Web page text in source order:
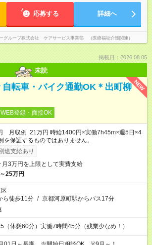
応募する 詳細へ
グループ株式会社 ケアサービス事業部 （医療福祉介護関連）
掲載日：2026.08.05
未読
NEW
転車・バイク通勤OK＊出町柳
WEB登録・面接OK
月収例 21万円 時給1400円×実働7h45m×週5日×4
保証するものではありません。
途支給あり
月3万円を上限として実費支給
25万円
ら徒歩11分 / 京都河原町駅からバス17分
（休憩60分）実働7時間45分（残業少なめ！）